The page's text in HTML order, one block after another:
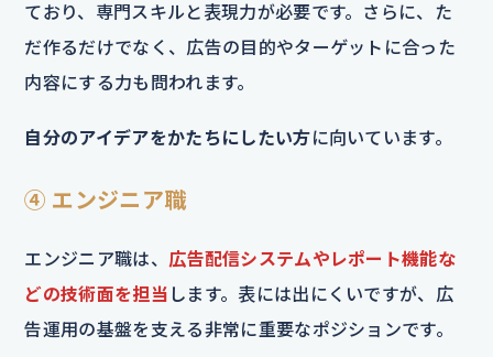
ており、専門スキルと表現力が必要です。さらに、た
だ作るだけでなく、広告の目的やターゲットに合った
内容にする力も問われます。
自分のアイデアをかたちにしたい方に向いています。
④ エンジニア職
エンジニア職は、 広告配信システムやレポート機能な
どの技術面を担当 します。表には出にくいですが、広
告運用の基盤を支える非常に重要なポジションです。